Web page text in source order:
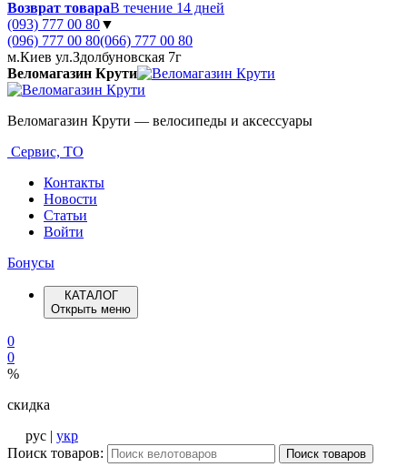
Возврат товараВ течение 14 дней
(093) 777 00 80▼
(096) 777 00 80(066) 777 00 80
м.Киев ул.Здолбуновская 7г
Веломагазин Крути
Веломагазин Крути — велосипеды и аксессуары
Сервис, ТО
Контакты
Новости
Статьи
Войти
Бонусы
КАТАЛОГ
Открыть меню
0
0
%
скидка
рус | укр
Поиск товаров:
Поиск товаров